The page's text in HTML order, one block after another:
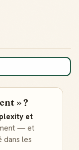
» ?
et
— et
dans les